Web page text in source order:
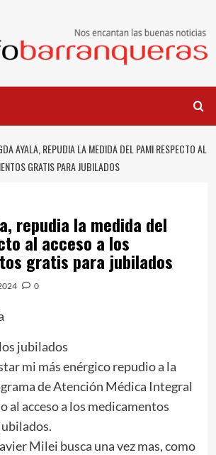
AYALA, REPUDIA LA MEDIDA DEL PAMI RESPECTO AL
GRATIS PARA JUBILADOS
repudia la medida del
al acceso a los
gratis para jubilados
0
jubilados
mi más enérgico repudio a la
de Atención Médica Integral
al acceso a los medicamentos
Milei busca una vez mas, como